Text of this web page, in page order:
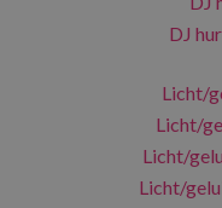
DJ
Licht/
Licht/
Licht/
Licht/